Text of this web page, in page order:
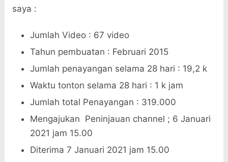
saya :
Jumlah Video : 67 video
Tahun pembuatan : Februari 2015
Jumlah penayangan selama 28 hari : 19,2 k
Waktu tonton selama 28 hari : 1 k jam
Jumlah total Penayangan : 319.000
Mengajukan Peninjauan channel ; 6 Januari
2021 jam 15.00
Diterima 7 Januari 2021 jam 15.00